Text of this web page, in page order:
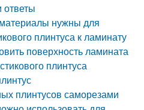
нужны для
плинтуса к ламинату
поверхность ламината
плинтуса
плинтусов саморезами